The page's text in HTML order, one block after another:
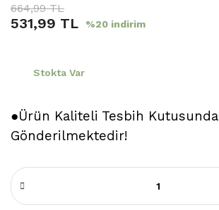
664,99 TL
531,99 TL %20 indirim
Stokta Var
●Ürün Kaliteli Tesbih Kutusunda
Gönderilmektedir!